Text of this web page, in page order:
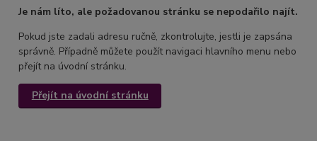
Je nám líto, ale požadovanou stránku se nepodařilo najít.
Pokud jste zadali adresu ručně, zkontrolujte, jestli je zapsána
správně. Případně můžete použít navigaci hlavního menu nebo
přejít na úvodní stránku.
Přejít na úvodní stránku